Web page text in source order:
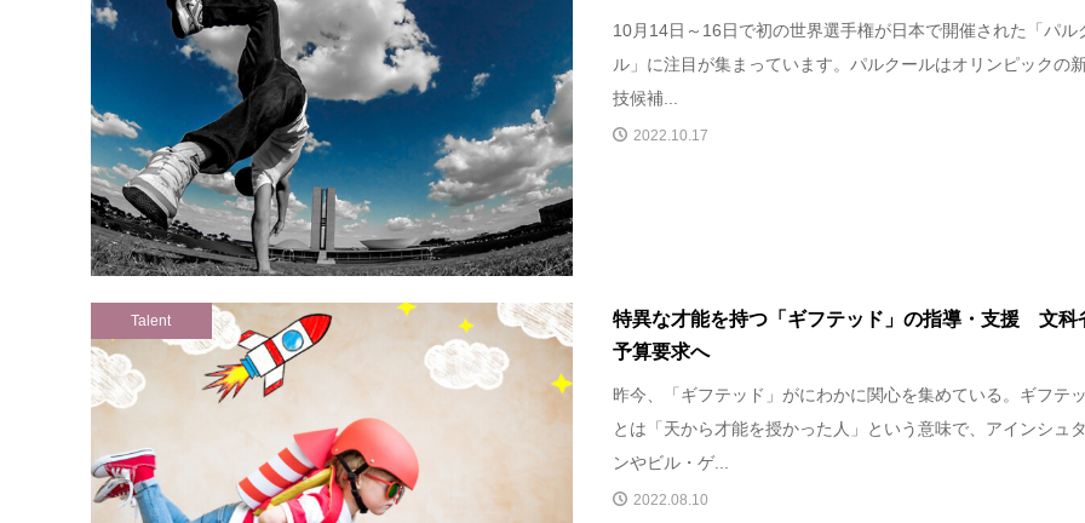
10月14日～16日で初の世界選手権が日本で開催された「パル
ル」に注目が集まっています。パルクールはオリンピックの
技候補...
2022.10.17
Talent
特異な才能を持つ「ギフテッド」の指導・支援 文科
予算要求へ
昨今、「ギフテッド」がにわかに関心を集めている。ギフテ
とは「天から才能を授かった人」という意味で、アインシュ
ンやビル・ゲ...
2022.08.10